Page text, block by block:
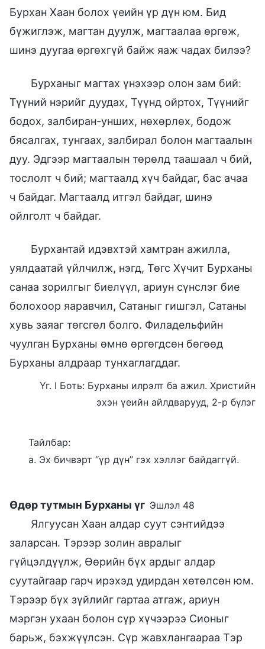
Бурхан Хаан болох үеийн үр дүн юм. Бид
бүжиглэж, магтан дуулж, магтаалаа өргөж,
шинэ дуугаа өргөхгүй байж яаж чадах билээ?
Бурханыг магтах үнэхээр олон зам бий:
Түүний нэрийг дуудах, Түүнд ойртох, Түүнийг
бодох, залбиран-унших, нөхөрлөх, бодож
бясалгах, тунгаах, залбирал болон магтаалын
дуу. Эдгээр магтаалын төрөлд таашаал ч бий,
тослолт ч бий; магтаалд хүч байдаг, бас ачаа
ч байдаг. Магтаалд итгэл байдаг, шинэ
ойлголт ч байдаг.
Бурхантай идэвхтэй хамтран ажилла,
уялдаатай үйлчилж, нэгд, Төгс Хүчит Бурханы
санаа зорилгыг биелүүл, ариун сүнслэг бие
болохоор яаравчил, Сатаныг гишгэл, Сатаны
хувь заяаг төгсгөл болго. Филадельфийн
чуулган Бурханы өмнө өргөгдсөн бөгөөд
Бурханы алдраар тунхаглагддаг.
Үг. I Боть: Бурханы илрэлт ба ажил. Христийн
эхэн үеийн айлдварууд, 2-р бүлэг
Тайлбар:
а. Эх бичвэрт “үр дүн” гэх хэллэг байдаггүй.
Өдөр тутмын Бурханы үг Эшлэл 48
Ялгуусан Хаан алдар суут сэнтийдээ
заларсан. Тэрээр золин авралыг
гүйцэлдүүлж, Өөрийн бүх ардыг алдар
суутайгаар гарч ирэхэд удирдан хөтөлсөн юм.
Тэрээр бүх зүйлийг гартаа атгаж, ариун
мэргэн ухаан болон сүр хүчээрээ Сионыг
барьж, бэхжүүлсэн. Сүр жавхлангаараа Тэр